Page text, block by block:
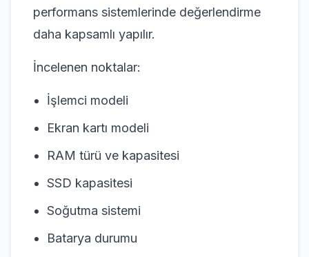
performans sistemlerinde değerlendirme
daha kapsamlı yapılır.
İncelenen noktalar:
İşlemci modeli
Ekran kartı modeli
RAM türü ve kapasitesi
SSD kapasitesi
Soğutma sistemi
Batarya durumu